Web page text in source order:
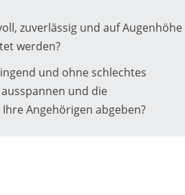
zuverlässig und auf Augenhöhe
werden?
und ohne schlechtes
und die
Angehörigen abgeben?